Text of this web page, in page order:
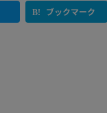
ブックマーク